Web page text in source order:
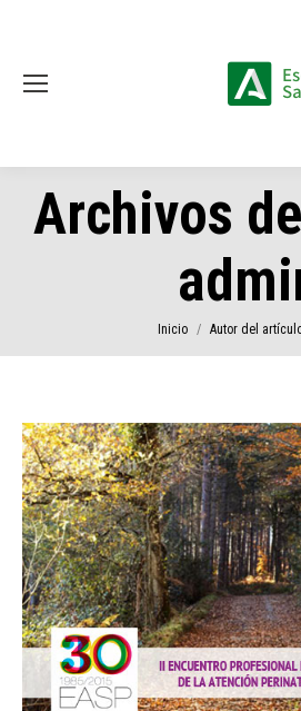
Archivos
Estás aquí:
Inicio Autor del